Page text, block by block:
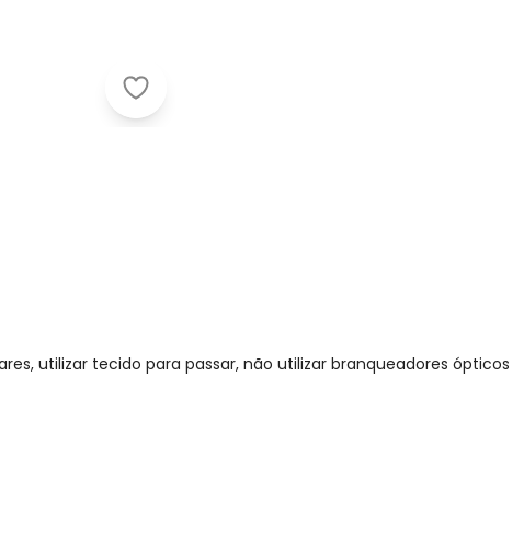
Marlan - Blusão Menina Pelo Carneirinho Preto
utilizar tecido para passar, não utilizar branqueadores ópticos